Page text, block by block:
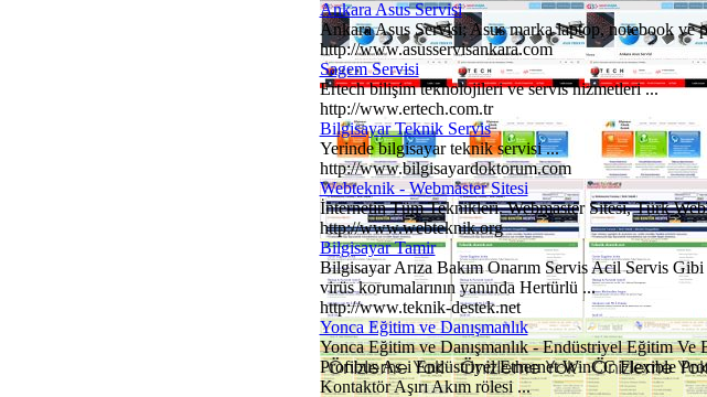
Ankara Asus Servisi
Ankara Asus Servisi; Asus marka laptop, notebook ve
http://www.asusservisankara.com
Sagem Servisi
Ertech bilişim teknolojileri ve servis hizmetleri ...
http://www.ertech.com.tr
Bilgisayar Teknik Servis
Yerinde bilgisayar teknik servisi ...
http://www.bilgisayardoktorum.com
Webteknik - Webmaster Sitesi
İnternetin Tüm Teknikleri. Webmaster Sitesi, Türk
http://www.webteknik.org
Bilgisayar Tamir
Bilgisayar Arıza Bakım Onarım Servis Acil Servis
virüs korumalarının yanında Hertürlü ...
http://www.teknik-destek.net
Yonca Eğitim ve Danışmanlık
Yonca Eğitim ve Danışmanlık - Endüstriyel Eğitim
Profibus As-i Endüstriyel Ethernet WinCC Flexible
Kontaktör Aşırı Akım rölesi ...